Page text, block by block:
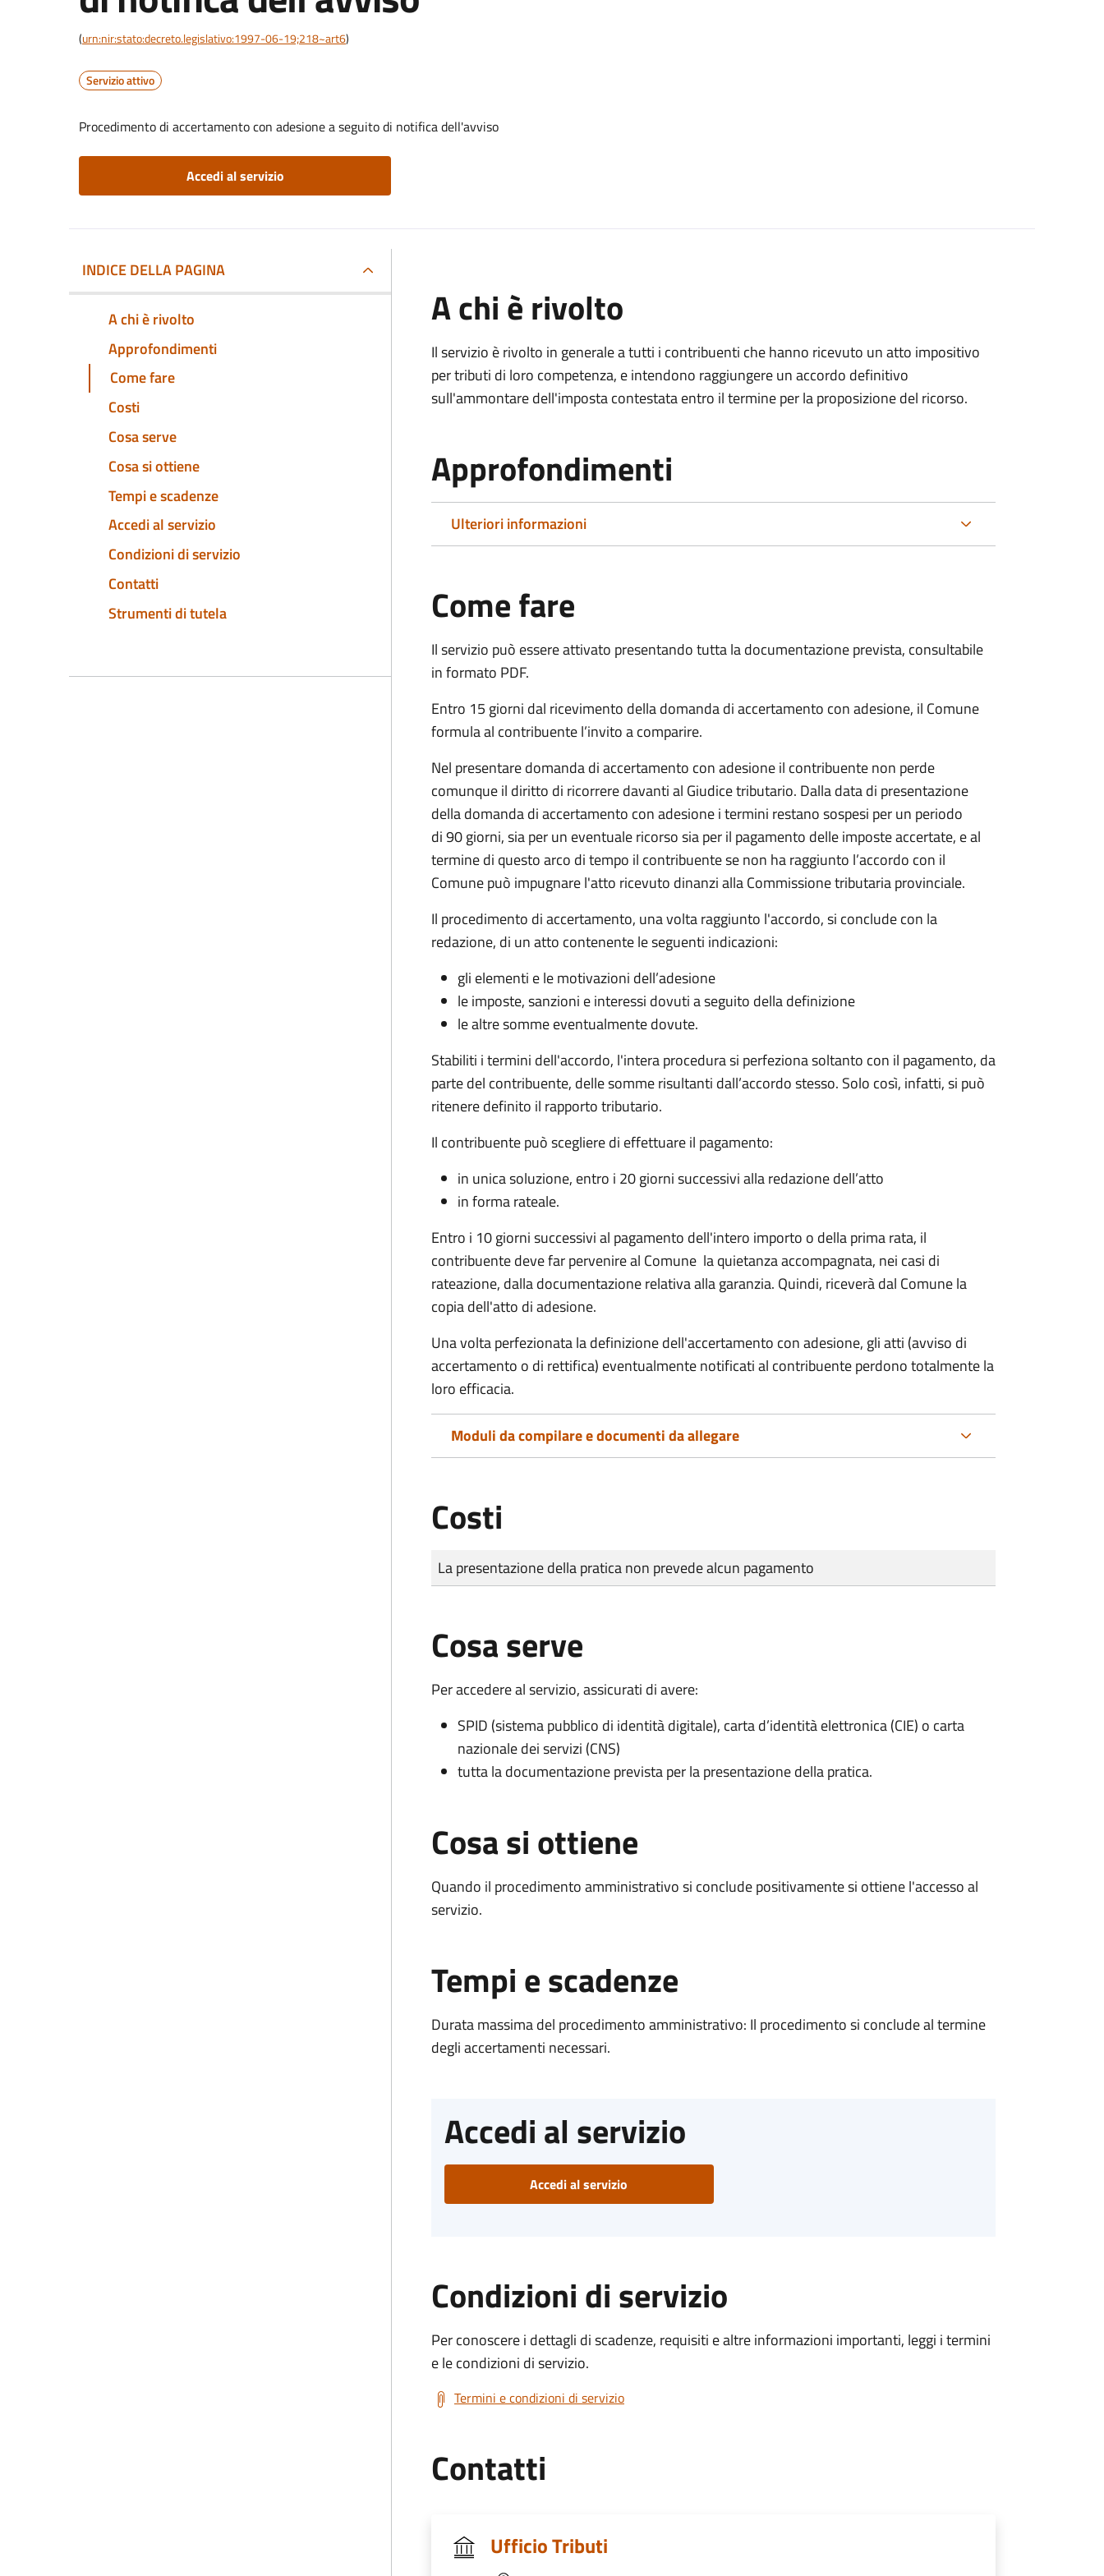
(urn:nir:stato:decreto.legislativo:1997-06-19;218~art6)
Servizio attivo
Procedimento di accertamento con adesione a seguito di notifica dell'avviso
Accedi al servizio
INDICE DELLA PAGINA
A chi è rivolto
Approfondimenti
Come fare
Costi
Cosa serve
Cosa si ottiene
Tempi e scadenze
Accedi al servizio
Condizioni di servizio
Contatti
Strumenti di tutela
A chi è rivolto
Il servizio è rivolto in generale a tutti i contribuenti che hanno ricevuto un atto impositivo
per tributi di loro competenza, e intendono raggiungere un accordo definitivo
sull'ammontare dell'imposta contestata entro il termine per la proposizione del ricorso.
Approfondimenti
Ulteriori informazioni
Come fare
Il servizio può essere attivato presentando tutta la documentazione prevista, consultabile
in formato PDF.
Entro 15 giorni dal ricevimento della domanda di accertamento con adesione, il Comune
formula al contribuente l’invito a comparire.
Nel presentare domanda di accertamento con adesione il contribuente non perde
comunque il diritto di ricorrere davanti al Giudice tributario. Dalla data di presentazione
della domanda di accertamento con adesione i termini restano sospesi per un periodo
di 90 giorni, sia per un eventuale ricorso sia per il pagamento delle imposte accertate, e al
termine di questo arco di tempo il contribuente se non ha raggiunto l’accordo con il
Comune può impugnare l'atto ricevuto dinanzi alla Commissione tributaria provinciale.
Il procedimento di accertamento, una volta raggiunto l'accordo, si conclude con la
redazione, di un atto contenente le seguenti indicazioni:
gli elementi e le motivazioni dell’adesione
le imposte, sanzioni e interessi dovuti a seguito della definizione
le altre somme eventualmente dovute.
Stabiliti i termini dell'accordo, l'intera procedura si perfeziona soltanto con il pagamento, da
parte del contribuente, delle somme risultanti dall’accordo stesso. Solo così, infatti, si può
ritenere definito il rapporto tributario.
Il contribuente può scegliere di effettuare il pagamento:
in unica soluzione, entro i 20 giorni successivi alla redazione dell’atto
in forma rateale.
Entro i 10 giorni successivi al pagamento dell'intero importo o della prima rata, il
contribuente deve far pervenire al Comune la quietanza accompagnata, nei casi di
rateazione, dalla documentazione relativa alla garanzia. Quindi, riceverà dal Comune la
copia dell'atto di adesione.
Una volta perfezionata la definizione dell'accertamento con adesione, gli atti (avviso di
accertamento o di rettifica) eventualmente notificati al contribuente perdono totalmente la
loro efficacia.
Moduli da compilare e documenti da allegare
Costi
Tipo di pagamento
Importo
La presentazione della pratica non prevede alcun pagamento
Cosa serve
Per accedere al servizio, assicurati di avere:
SPID (sistema pubblico di identità digitale), carta d’identità elettronica (CIE) o carta
nazionale dei servizi (CNS)
tutta la documentazione prevista per la presentazione della pratica.
Cosa si ottiene
Quando il procedimento amministrativo si conclude positivamente si ottiene l'accesso al
servizio.
Tempi e scadenze
Durata massima del procedimento amministrativo: Il procedimento si conclude al termine
degli accertamenti necessari.
Accedi al servizio
Accedi al servizio
Condizioni di servizio
Per conoscere i dettagli di scadenze, requisiti e altre informazioni importanti, leggi i termini
e le condizioni di servizio.
Termini e condizioni di servizio
Contatti
Ufficio Tributi